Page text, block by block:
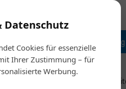
Datenschutz
Cookies für essenzielle
Ihrer Zustimmung – für
Werbung.